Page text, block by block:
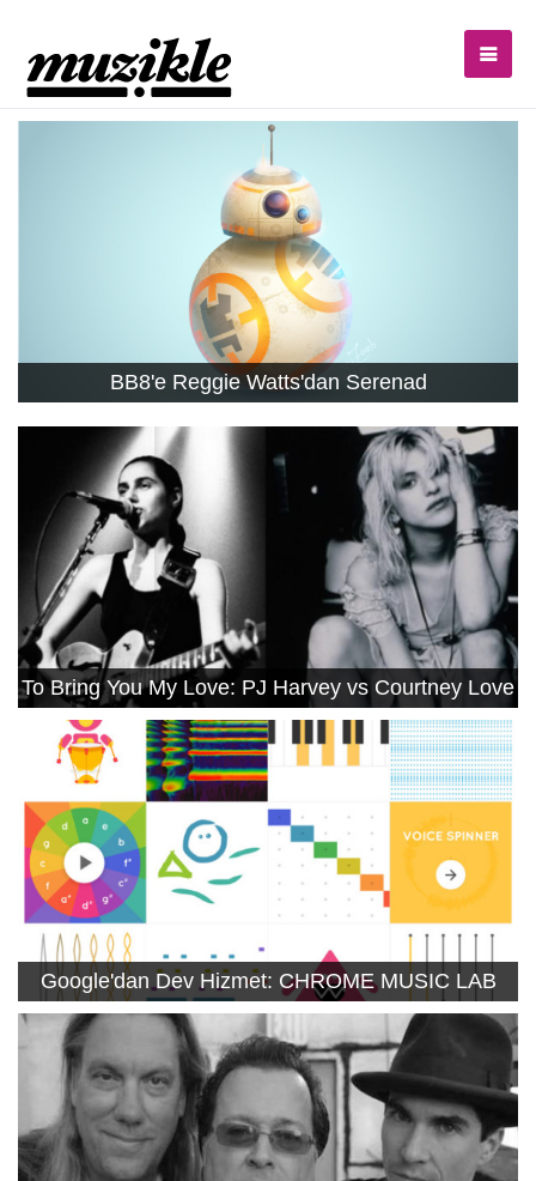
BB8'e Reggie Watts'dan Serenad
To Bring You My Love: PJ Harvey vs Courtney Love
Google'dan Dev Hizmet: CHROME MUSIC LAB